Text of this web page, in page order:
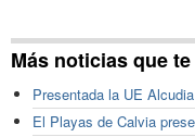
Más noticias que
Presentada la UE Alcudia
El Playas de Calvia